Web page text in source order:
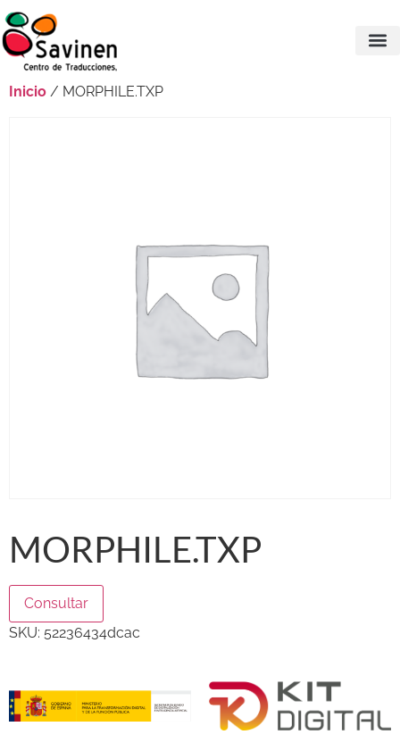
Inicio / MORPHILE.TXP
MORPHILE.TXP
Consultar
SKU: 52236434dcac